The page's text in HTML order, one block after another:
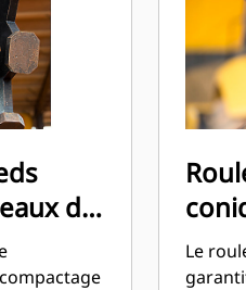
de
Le